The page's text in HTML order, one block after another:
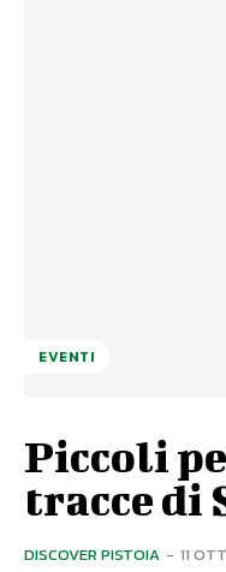
EVENTI
Piccoli
tracce di
DISCOVER PISTOIA - 11